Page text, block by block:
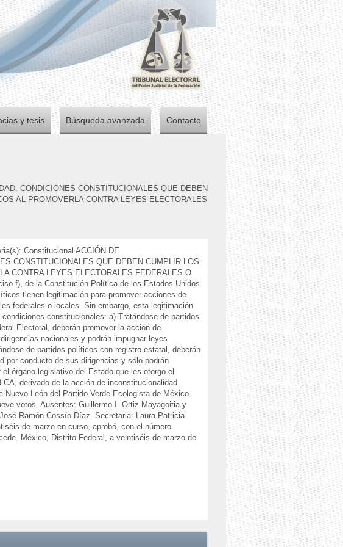
y tesis Búsqueda avanzada Contacto
CONDICIONES CONSTITUCIONALES QUE DEBEN
AL PROMOVERLA CONTRA LEYES ELECTORALES
Constitucional ACCIÓN DE
CONSTITUCIONALES QUE DEBEN CUMPLIR LOS
CONTRA LEYES ELECTORALES FEDERALES O
f), de la Constitución Política de los Estados Unidos
tienen legitimación para promover acciones de
federales o locales. Sin embargo, esta legitimación
constitucionales: a) Tratándose de partidos
Electoral, deberán promover la acción de
nacionales y podrán impugnar leyes
de partidos políticos con registro estatal, deberán
por conducto de sus dirigencias y sólo podrán
órgano legislativo del Estado que les otorgó el
derivado de la acción de inconstitucionalidad
Nuevo León del Partido Verde Ecologista de México.
votos. Ausentes: Guillermo I. Ortiz Mayagoitia y
Ramón Cossío Díaz. Secretaria: Laura Patricia
de marzo en curso, aprobó, con el número
México, Distrito Federal, a veintiséis de marzo de